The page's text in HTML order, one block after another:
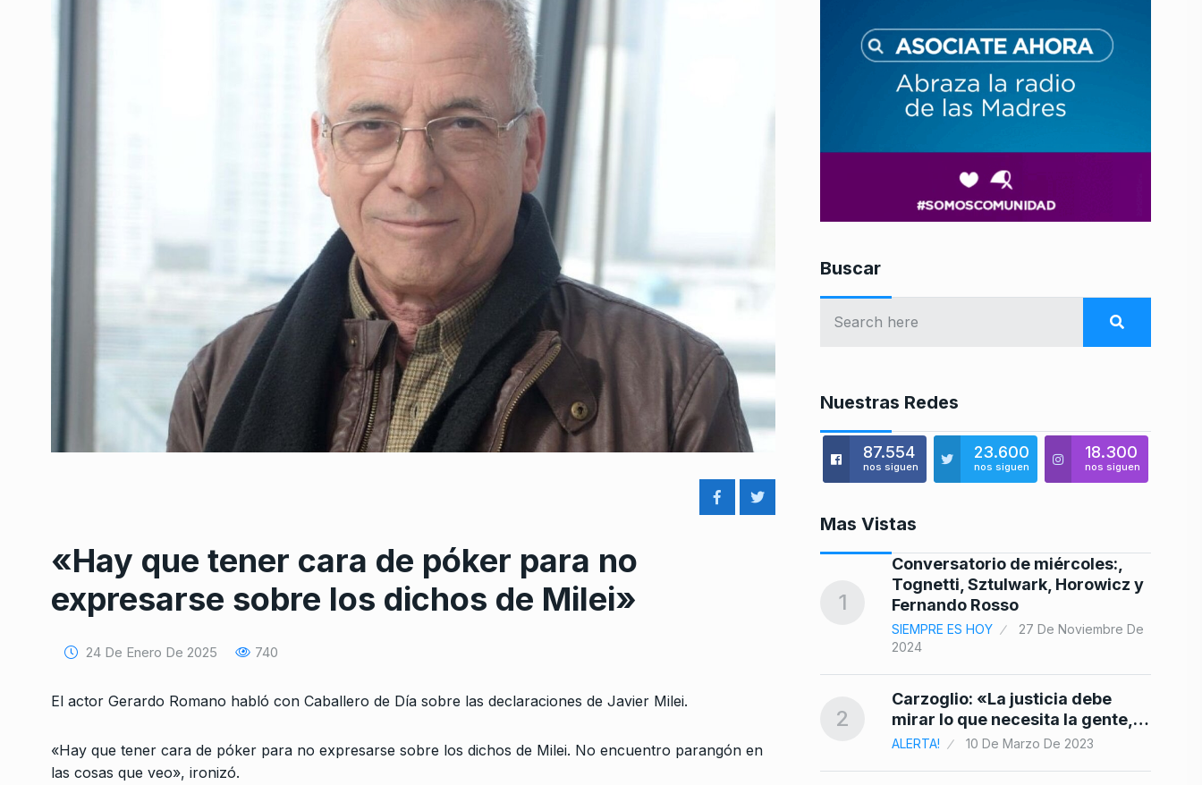
«Hay que tener cara de póker para no
expresarse sobre los dichos de Milei»
24 De Enero De 2025 740
El actor Gerardo Romano habló con Caballero de Día sobre las declaraciones de Javier Milei.
«Hay que tener cara de póker para no expresarse sobre los dichos de Milei. No encuentro parangón en
las cosas que veo», ironizó.
Buscar
Nuestras Redes
87.554
nos siguen
23.600
nos siguen
18.300
nos siguen
Mas Vistas
1
Conversatorio de miércoles:,
Tognetti, Sztulwark, Horowicz y
Fernando Rosso
2024
Carzoglio: «La justicia debe
ALERTA! 10 De Marzo De 2023
8
Lucía Cavallero: «El aumento del
alquiler se transformó en una…
ALERTA!
COLUMNAS 1 De Julio De 2024
¿Es posible que Caputo
1
Conversatorio de miércoles:,
Tognetti, Sztulwark, Horowicz y
Fernando Rosso
SIEMPRE ES HOY
27 De Noviembre De
2024
2
Carzoglio: «La justicia debe
mirar lo que necesita la gente,…
ALERTA! 10 De Marzo De 2023